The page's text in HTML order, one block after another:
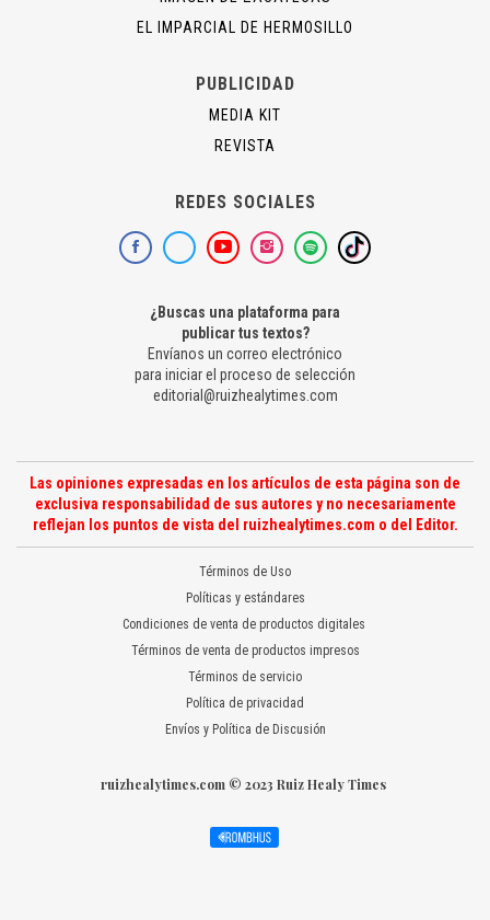
EL IMPARCIAL DE HERMOSILLO
PUBLICIDAD
MEDIA KIT
REVISTA
REDES SOCIALES
¿Buscas una plataforma para
publicar tus textos?
Envíanos un correo electrónico
para iniciar el proceso de selección
editorial@ruizhealytimes.com
Las opiniones expresadas en los artículos de esta página son de
exclusiva responsabilidad de sus autores y no necesariamente
reflejan los puntos de vista del ruizhealytimes.com o del Editor.
Términos de Uso
Políticas y estándares
Condiciones de venta de productos digitales
Términos de venta de productos impresos
Términos de servicio
Política de privacidad
Envíos y Política de Discusión
ruizhealytimes.com © 2023 Ruiz Healy Times